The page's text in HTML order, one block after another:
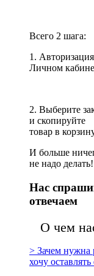
Всего 2 шага:
1.
Личном
2. Выберите
и скопируйте
товар в
И больше
не надо делать!
Нас
отвечаем
О чем
> Зачем нужна
хочу